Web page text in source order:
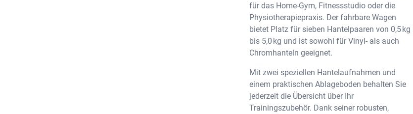
für das Home-Gym, Fitnessstudio oder die
Physiotherapiepraxis. Der fahrbare Wagen
bietet Platz für sieben Hantelpaaren von 0,5 kg
bis 5,0 kg und ist sowohl für Vinyl- als auch
Chromhanteln geeignet.
Mit zwei speziellen Hantelaufnahmen und
einem praktischen Ablageboden behalten Sie
jederzeit die Übersicht über Ihr
Trainingszubehör. Dank seiner robusten,